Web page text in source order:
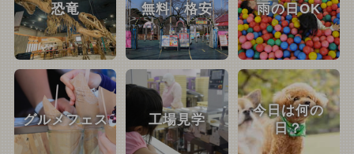
恐竜 無料・格安 雨の日OK
グルメフェス 工場見学
今日は何の
日？